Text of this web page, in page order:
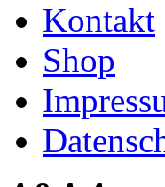
Kontakt
Shop